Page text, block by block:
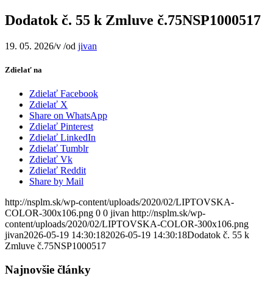
Dodatok č. 55 k Zmluve č.75NSP1000517
19. 05. 2026/v /od jivan
Zdielať na
Zdielať Facebook
Zdielať X
Share on WhatsApp
Zdielať Pinterest
Zdielať LinkedIn
Zdielať Tumblr
Zdielať Vk
Zdielať Reddit
Share by Mail
http://nsplm.sk/wp-content/uploads/2020/02/LIPTOVSKA-
COLOR-300x106.png 0 0 jivan http://nsplm.sk/wp-
content/uploads/2020/02/LIPTOVSKA-COLOR-300x106.png
jivan2026-05-19 14:30:182026-05-19 14:30:18Dodatok č. 55 k
Zmluve č.75NSP1000517
Najnovšie články